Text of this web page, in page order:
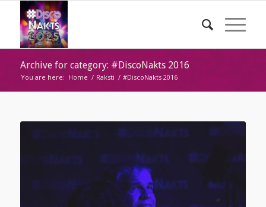
Archive for category: #DiscoNakts 2016
You are here: Home / Raksti / #DiscoNakts 2016